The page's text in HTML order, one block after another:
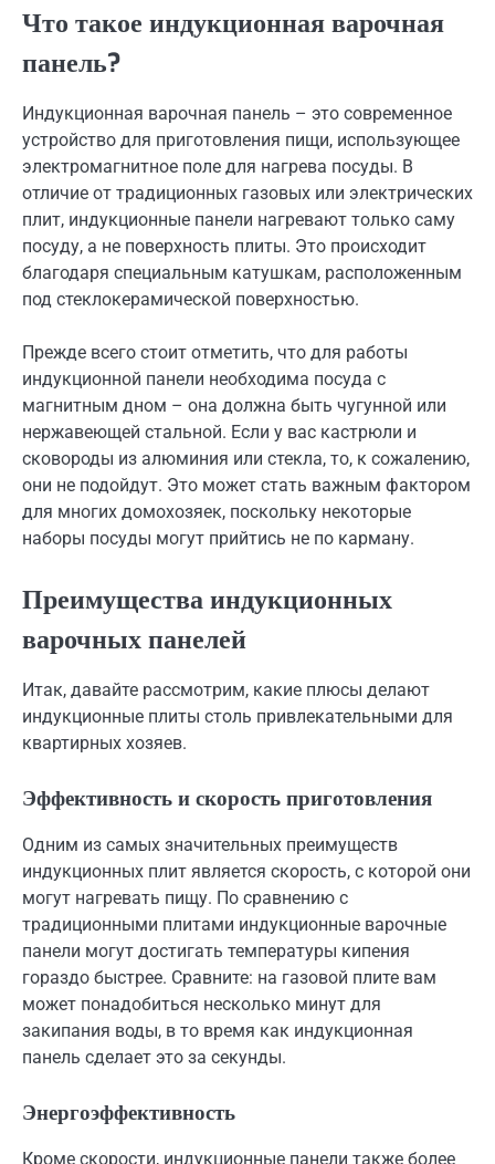
Что такое индукционная варочная
панель?
Индукционная варочная панель – это современное
устройство для приготовления пищи, использующее
электромагнитное поле для нагрева посуды. В
отличие от традиционных газовых или электрических
плит, индукционные панели нагревают только саму
посуду, а не поверхность плиты. Это происходит
благодаря специальным катушкам, расположенным
под стеклокерамической поверхностью.
Прежде всего стоит отметить, что для работы
индукционной панели необходима посуда с
магнитным дном – она должна быть чугунной или
нержавеющей стальной. Если у вас кастрюли и
сковороды из алюминия или стекла, то, к сожалению,
они не подойдут. Это может стать важным фактором
для многих домохозяек, поскольку некоторые
наборы посуды могут прийтись не по карману.
Преимущества индукционных
варочных панелей
Итак, давайте рассмотрим, какие плюсы делают
индукционные плиты столь привлекательными для
квартирных хозяев.
Эффективность и скорость приготовления
Одним из самых значительных преимуществ
индукционных плит является скорость, с которой они
могут нагревать пищу. По сравнению с
традиционными плитами индукционные варочные
панели могут достигать температуры кипения
гораздо быстрее. Сравните: на газовой плите вам
может понадобиться несколько минут для
закипания воды, в то время как индукционная
панель сделает это за секунды.
Энергоэффективность
Кроме скорости, индукционные панели также более